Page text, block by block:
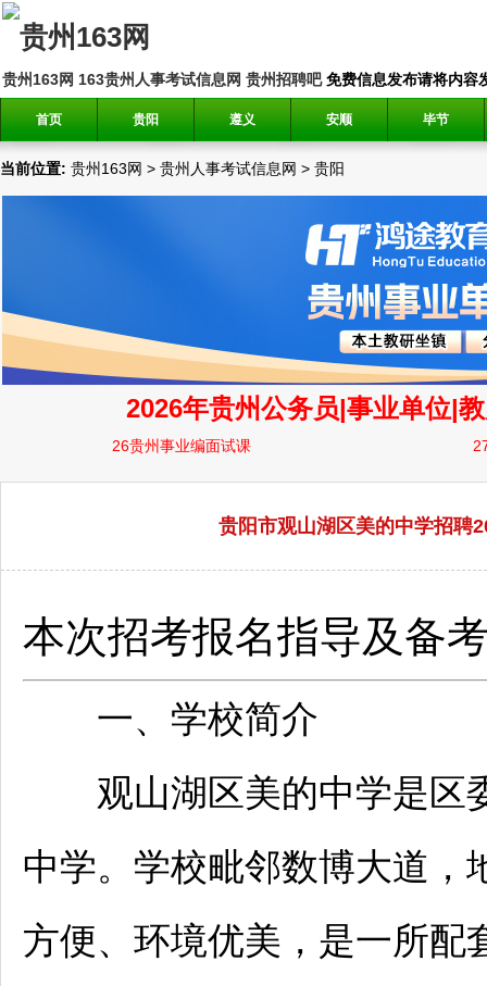
贵州163网 163贵州人事考试信息网 贵州招聘吧免费信息发布请将内容
首页 贵阳 遵义 安顺 毕节
当前位置: 贵州163网 > 贵州人事考试信息网 > 贵阳
贵阳市观山湖区美的中学招聘
本次招考报名指导及备
一、学校简介
观山湖区美的中学是区
中学。学校毗邻数博大道，
方便、环境优美，是一所配